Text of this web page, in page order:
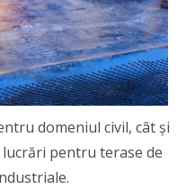
domeniul civil, cât și
pentru terase de